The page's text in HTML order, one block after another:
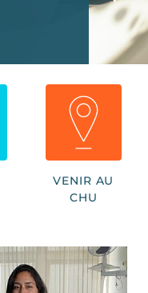
VENIR AU
CHU